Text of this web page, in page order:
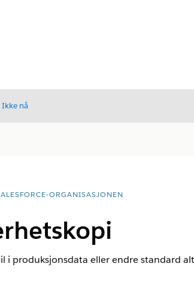
Ikke nå
ORGANISASJONEN
i produksjonsdata eller endre standard